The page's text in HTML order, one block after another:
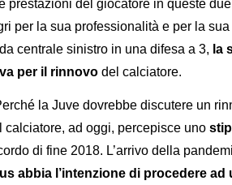
prestazioni del giocatore in queste
per la sua professionalità e per la
centrale sinistro in una difesa a 3, la
per il rinnovo del calciatore.
la Juve dovrebbe discutere un
calciatore, ad oggi, percepisce uno
di fine 2018. L’arrivo della
abbia l’intenzione di procedere